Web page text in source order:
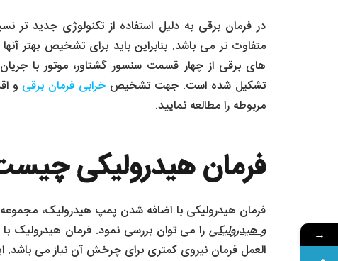
در فرمان برقی به دلیل استفاده از تکنولوژی جدید
متفاوت تر می باشد. بنابراین باید برای تشخیص بهتر
های برقی از چهار قسمت سنسور گشتاور، موتور با
تشکیل شده است. جهت تشخیص خرابی فرمان برقی و
مربوطه را مطالعه نمایید.
فرمان هیدرولیکی
فرمان هیدرولیکی با اضافه شدن پمپ هیدرولیک،
و هیدرولیکیرا می توان بررسی نمود. فرمان هیدرولیک
العمل فرمان نیروی کمتری برای چرخش آن نیاز می باشد.
→